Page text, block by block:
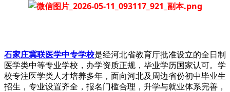
石家庄冀联医学中专学校是经河北省教育厅批准设立的全日制
医学类中等专业学校，办学资质正规，毕业学历国家认可。学
校专注医学类人才培养多年，面向河北及周边省份初中毕业生
招生，专业设置齐全，报名门槛合理，升学与就业体系完善，